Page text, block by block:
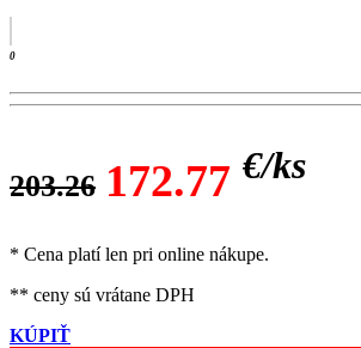
0
203.26 172.77 €/ks
* Cena platí len pri online nákupe.
** ceny sú vrátane DPH
KÚPIŤ